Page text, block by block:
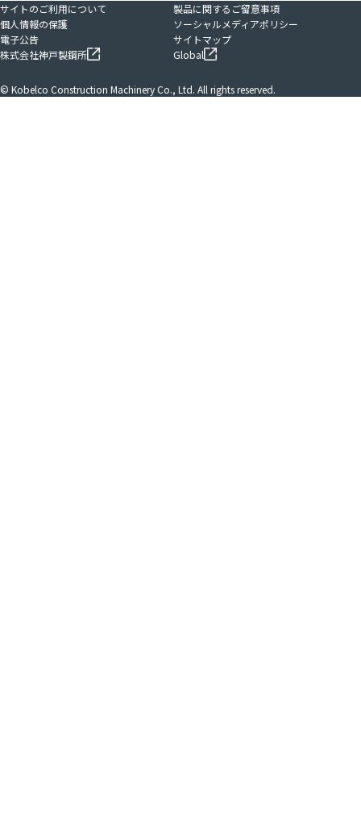
サイトのご利用について
製品に関するご留意事項
個人情報の保護
ソーシャルメディアポリシー
電子公告
サイトマップ
株式会社神戸製鋼所
Global
© Kobelco Construction Machinery Co., Ltd. All rights reserved.